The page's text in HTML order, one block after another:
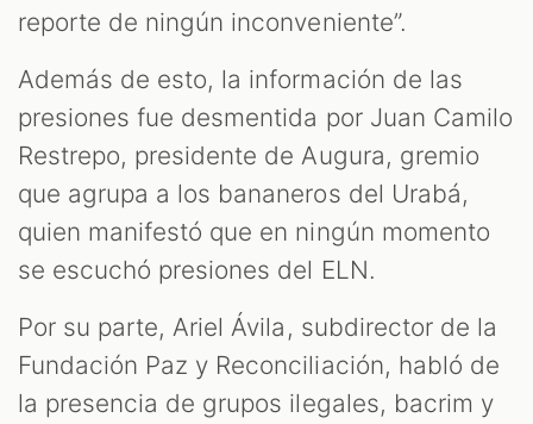
reporte de ningún inconveniente”.
Además de esto, la información de las
presiones fue desmentida por Juan Camilo
Restrepo, presidente de Augura, gremio
que agrupa a los bananeros del Urabá,
quien manifestó que en ningún momento
se escuchó presiones del ELN.
Por su parte, Ariel Ávila, subdirector de la
Fundación Paz y Reconciliación, habló de
la presencia de grupos ilegales, bacrim y